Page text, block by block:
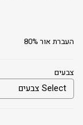
העברת אור 80%
צבעים